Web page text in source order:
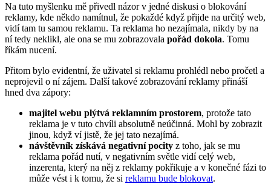
Na tuto myšlenku mě přivedl názor v jedné diskusi o blokování
reklamy, kde někdo namítnul, že pokaždé když přijde na určitý web,
vidí tam tu samou reklamu. Ta reklama ho nezajímala, nikdy by na
ní tedy neklikl, ale ona se mu zobrazovala pořád dokola. Tomu
říkám nucení.
Přitom bylo evidentní, že uživatel si reklamu prohlédl nebo pročetl a
neprojevil o ní zájem. Další takové zobrazování reklamy přináší
hned dva zápory:
majitel webu plýtvá reklamním prostorem, protože tato
reklama je v tuto chvíli absolutně neúčinná. Mohl by zobrazit
jinou, když ví jistě, že jej tato nezajímá.
návštěvník získává negativní pocity z toho, jak se mu
reklama pořád nutí, v negativním světle vidí celý web,
inzerenta, který na něj z reklamy pokřikuje a v konečné fázi to
může vést i k tomu, že si reklamu bude blokovat.